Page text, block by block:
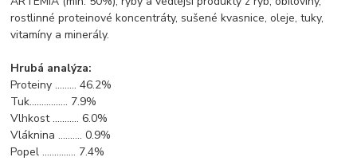
rostlinné proteinové koncentráty, sušené kvasnice, oleje, tuky,
vitamíny a minerály.
Hrubá analýza:
Proteiny ......... 46.2%
Tuk................ 7.9%
Vlhkost ........... 6.0%
Vláknina .......... 0.9%
Popel .............. 7.4%